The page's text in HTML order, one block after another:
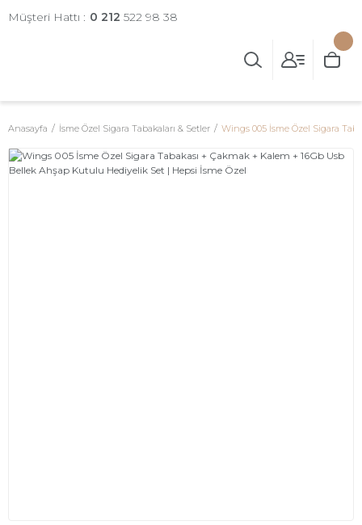
Müşteri Hattı : 0 212 522 98 38
Anasayfa İsme Özel Sigara Tabakaları & Setler Wings 005 İsme Özel Sigara